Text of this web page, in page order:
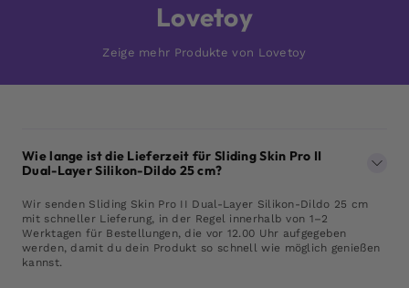
Lovetoy
Zeige mehr Produkte von Lovetoy
Wie lange ist die Lieferzeit für Sliding Skin Pro II
Dual-Layer Silikon-Dildo 25 cm?
Wir senden Sliding Skin Pro II Dual-Layer Silikon-Dildo 25 cm
mit schneller Lieferung, in der Regel innerhalb von 1–2
Werktagen für Bestellungen, die vor 12.00 Uhr aufgegeben
werden, damit du dein Produkt so schnell wie möglich genießen
kannst.